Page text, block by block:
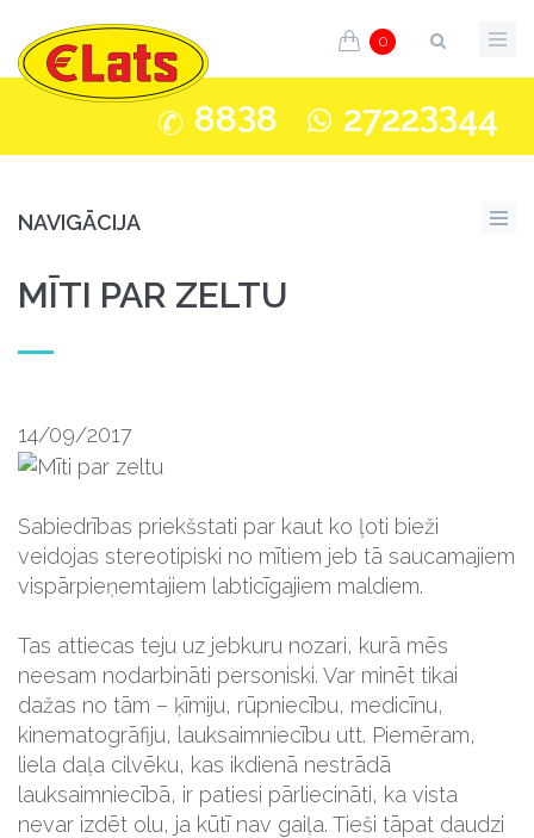
0
8838 27223344
NAVIGĀCIJA
MĪTI PAR ZELTU
14/09/2017
Sabiedrības priekšstati par kaut ko ļoti bieži
veidojas stereotipiski no mītiem jeb tā saucamajiem
vispārpieņemtajiem labticīgajiem maldiem.
Tas attiecas teju uz jebkuru nozari, kurā mēs
neesam nodarbināti personiski. Var minēt tikai
dažas no tām – ķīmiju, rūpniecību, medicīnu,
kinematogrāfiju, lauksaimniecību utt. Piemēram,
liela daļa cilvēku, kas ikdienā nestrādā
lauksaimniecībā, ir patiesi pārliecināti, ka vista
nevar izdēt olu, ja kūtī nav gaiļa. Tieši tāpat daudzi